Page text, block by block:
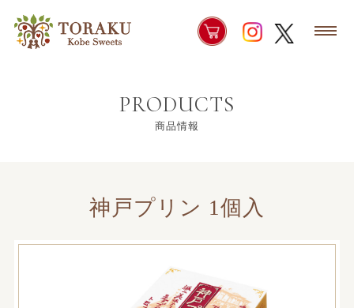
PRODUCTS
商品情報
神戸プリン 1個入